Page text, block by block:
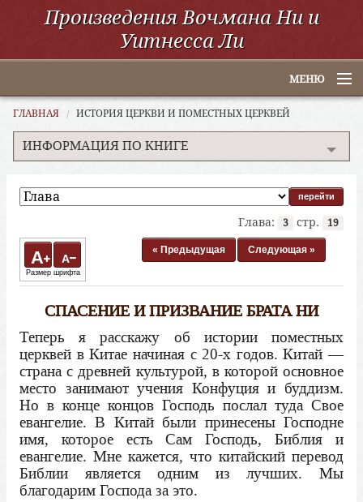
Произведения Вочмана Ни и
Уитнесса Ли
МЕНЮ
Главная
По алфавиту
Электронные книги
ССУО
Поиск
ГЛАВНАЯ ИСТОРИЯ ЦЕРКВИ И ПОМЕСТНЫХ ЦЕРКВЕЙ
ИНФОРМАЦИЯ ПО КНИГЕ
Глава: 3 стр. 19
A A
Размер шрифта
« Предыдущая Следующая »
СПАСЕНИЕ И ПРИЗВАНИЕ БРАТА НИ
Теперь я расскажу об истории поместных
церквей в Китае начиная с 20-х годов. Китай —
страна с древней культурой, в которой основное
место занимают учения Конфуция и буддизм.
Но в конце концов Господь послал туда Свое
евангелие. В Китай были принесены Господне
имя, которое есть Сам Господь, Библия и
евангелие. Мне кажется, что китайский перевод
Библии является одним из лучших. Мы
благодарим Господа за это.